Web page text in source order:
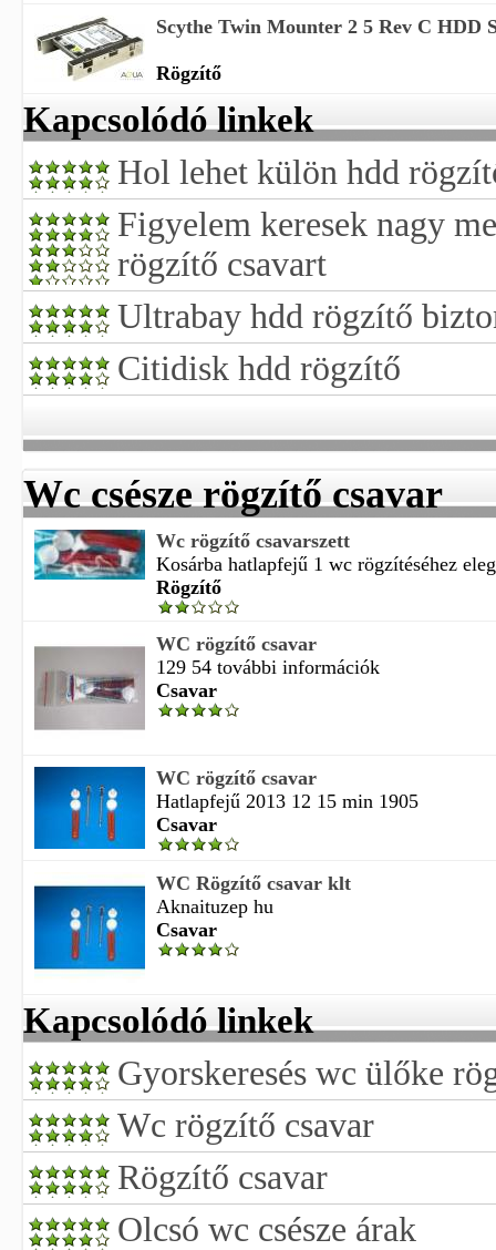
Scythe Twin Mounter 2 5 Rev C HDD
Rögzítő
Kapcsolódó linkek
Hol lehet külön hdd
Figyelem keresek nagy
rögzítő csavart
Ultrabay hdd rögzítő
Citidisk hdd rögzítő
Wc csésze rögzítő csavar
Wc rögzítő csavarszett
Kosárba hatlapfejű 1 wc rögzítéséhez
Rögzítő
WC rögzítő csavar
129 54 további információk
Csavar
WC rögzítő csavar
Hatlapfejű 2013 12 15 min 1905
Csavar
WC Rögzítő csavar klt
Aknaituzep hu
Csavar
Kapcsolódó linkek
Gyorskeresés wc ülőke
Wc rögzítő csavar
Rögzítő csavar
Olcsó wc csésze árak